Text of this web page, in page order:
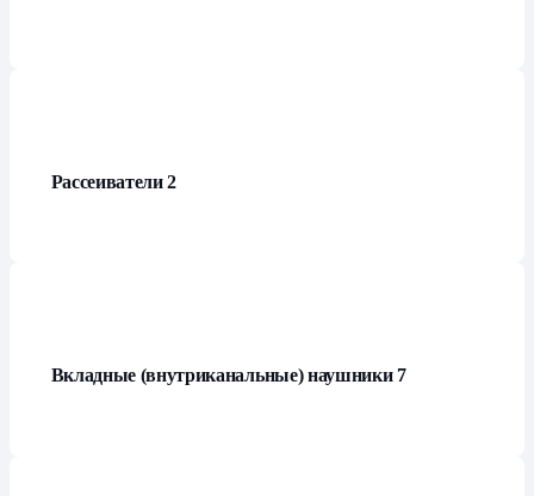
Рассеиватели2
Вкладные (внутриканальные) наушники 7